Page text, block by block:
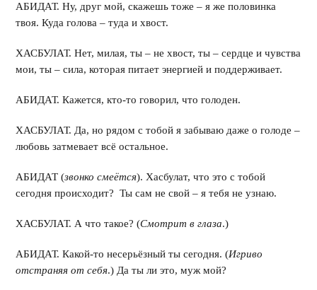
АБИДАТ. Ну, друг мой, скажешь тоже – я же половинка
твоя. Куда голова – туда и хвост.
ХАСБУЛАТ. Нет, милая, ты – не хвост, ты – сердце и чувства
мои, ты – сила, которая питает энергией и поддерживает.
АБИДАТ. Кажется, кто-то говорил, что голоден.
ХАСБУЛАТ. Да, но рядом с тобой я забываю даже о голоде –
любовь затмевает всё остальное.
АБИДАТ (звонко смеётся). Хасбулат, что это с тобой
сегодня происходит? Ты сам не свой – я тебя не узнаю.
ХАСБУЛАТ. А что такое? (Смотрит в глаза.)
АБИДАТ. Какой-то несерьёзный ты сегодня. (Игриво
отстраняя от себя.) Да ты ли это, муж мой?